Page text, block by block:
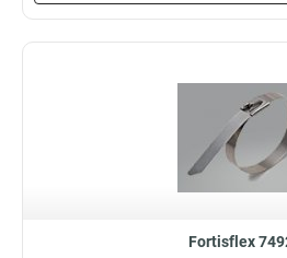
Fortisflex